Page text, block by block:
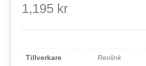
1,195 kr
Tillverkare Reolink